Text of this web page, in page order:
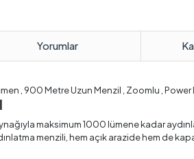
Yorumlar
, 900 Metre Uzun Menzil , Zoomlu ,
maksimum 1000 lümene kadar
menzili, hem açık arazide hem de